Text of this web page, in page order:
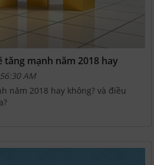
tăng mạnh năm 2018 hay
AM
năm 2018 hay không? và điều